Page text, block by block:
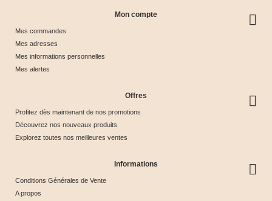
Mon compte
Mes commandes
Mes adresses
Mes informations personnelles
Mes alertes
Offres
Profitez dès maintenant de nos promotions
Découvrez nos nouveaux produits
Explorez toutes nos meilleures ventes
Informations
Conditions Générales de Vente
A propos